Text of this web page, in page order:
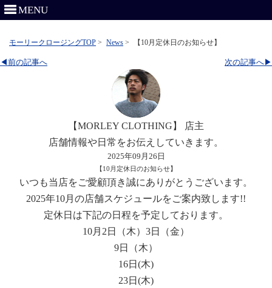
MENU
モーリークロージングTOP > News > 【10月定休日のお知らせ】
次の記事へ▶
◀前の記事へ
【MORLEY CLOTHING】 店主
店舗情報や日常をお伝えしていきます。
2025年09月26日
【10月定休日のお知らせ】
いつも当店をご愛顧頂き誠にありがとうございます。
2025年10月の店舗スケジュールをご案内致します!!
定休日は下記の日程を予定しております。
10月2日（木）3日（金）
9日（木）
16日(木)
23日(木)